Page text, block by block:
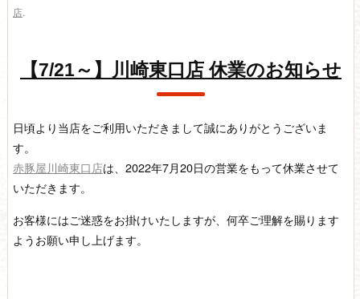
店.
【7/21～】川崎東口店 休業のお知らせ
日頃より当店をご利用いただきまして誠にありがとうございま
す。
赤豚屋川崎東口店は、2022年7月20日の営業をもって休業させて
いただきます。
お客様にはご迷惑をお掛けいたしますが、何卒ご理解を賜ります
ようお願い申し上げます。